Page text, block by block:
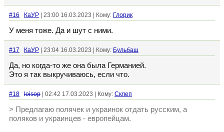
#16 КаУР | 23:00 16.03.2023 | Кому: Глорик
У меня тоже. Да и шут с ними.
#17 КаУР | 23:04 16.03.2023 | Кому: Бульбаш
Да, но когда-то же она была Германией.
Это я так выкручиваюсь, если что.
#18 loisop | 02:42 17.03.2023 | Кому: Склеп
> Предлагаю полячек и украинок отдать русским, а
поляков и украинцев - европейцам.